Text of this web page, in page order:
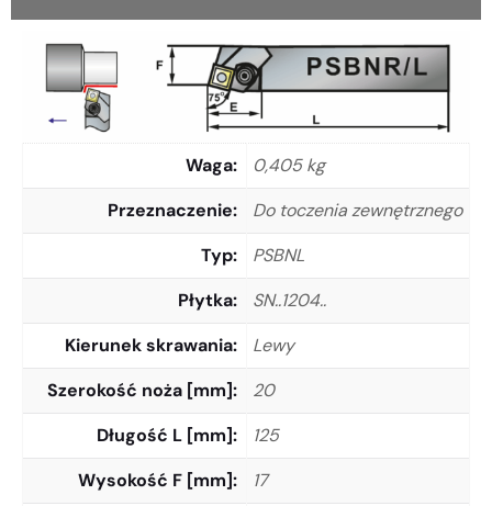
Waga
0,405 kg
Przeznaczenie
Do toczenia zewnętrznego
Typ
PSBNL
Płytka
SN..1204..
Kierunek skrawania
Lewy
Szerokość noża [mm]
20
Długość L [mm]
125
Wysokość F [mm]
17